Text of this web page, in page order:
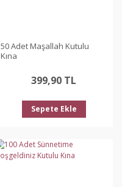
50 Adet Maşallah Kutulu
Kına
399,90 TL
Sepete Ekle